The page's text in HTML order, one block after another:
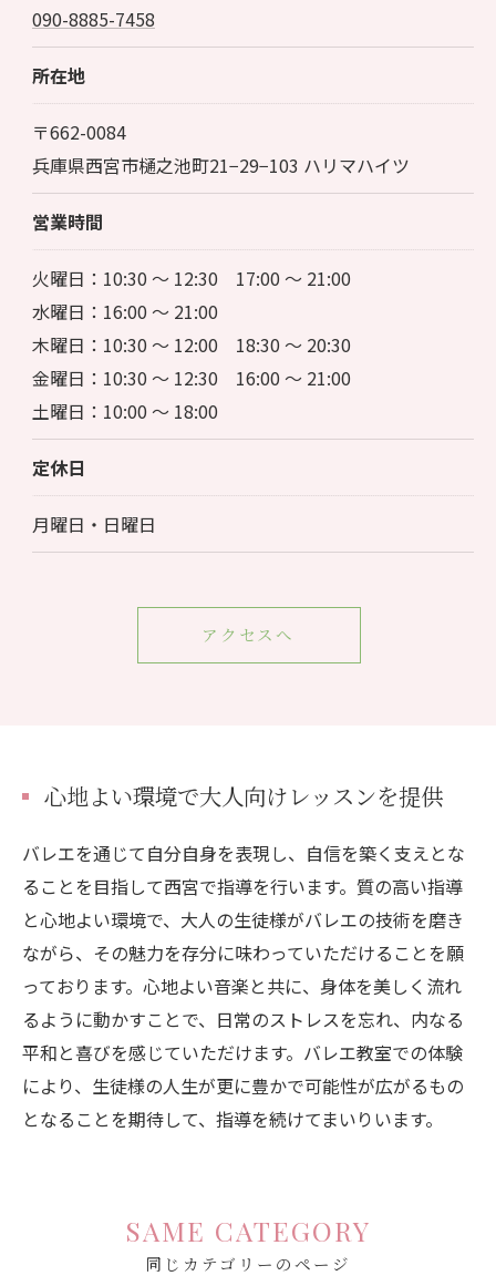
090-8885-7458
所在地
〒662-0084
兵庫県西宮市樋之池町21−29−103 ハリマハイツ
営業時間
火曜日：10:30 〜 12:30 17:00 〜 21:00
水曜日：16:00 〜 21:00
木曜日：10:30 〜 12:00 18:30 〜 20:30
金曜日：10:30 〜 12:30 16:00 〜 21:00
土曜日：10:00 〜 18:00
定休日
月曜日・日曜日
アクセスへ
心地よい環境で大人向けレッスンを提供
バレエを通じて自分自身を表現し、自信を築く支えとな
ることを目指して西宮で指導を行います。質の高い指導
と心地よい環境で、大人の生徒様がバレエの技術を磨き
ながら、その魅力を存分に味わっていただけることを願
っております。心地よい音楽と共に、身体を美しく流れ
るように動かすことで、日常のストレスを忘れ、内なる
平和と喜びを感じていただけます。バレエ教室での体験
により、生徒様の人生が更に豊かで可能性が広がるもの
となることを期待して、指導を続けてまいりいます。
同じカテゴリーのページ
SAME CATEGORY